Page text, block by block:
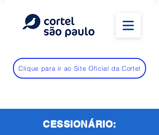
Clique para ir ao Site Oficial da Cortel
CESSIONÁRIO: